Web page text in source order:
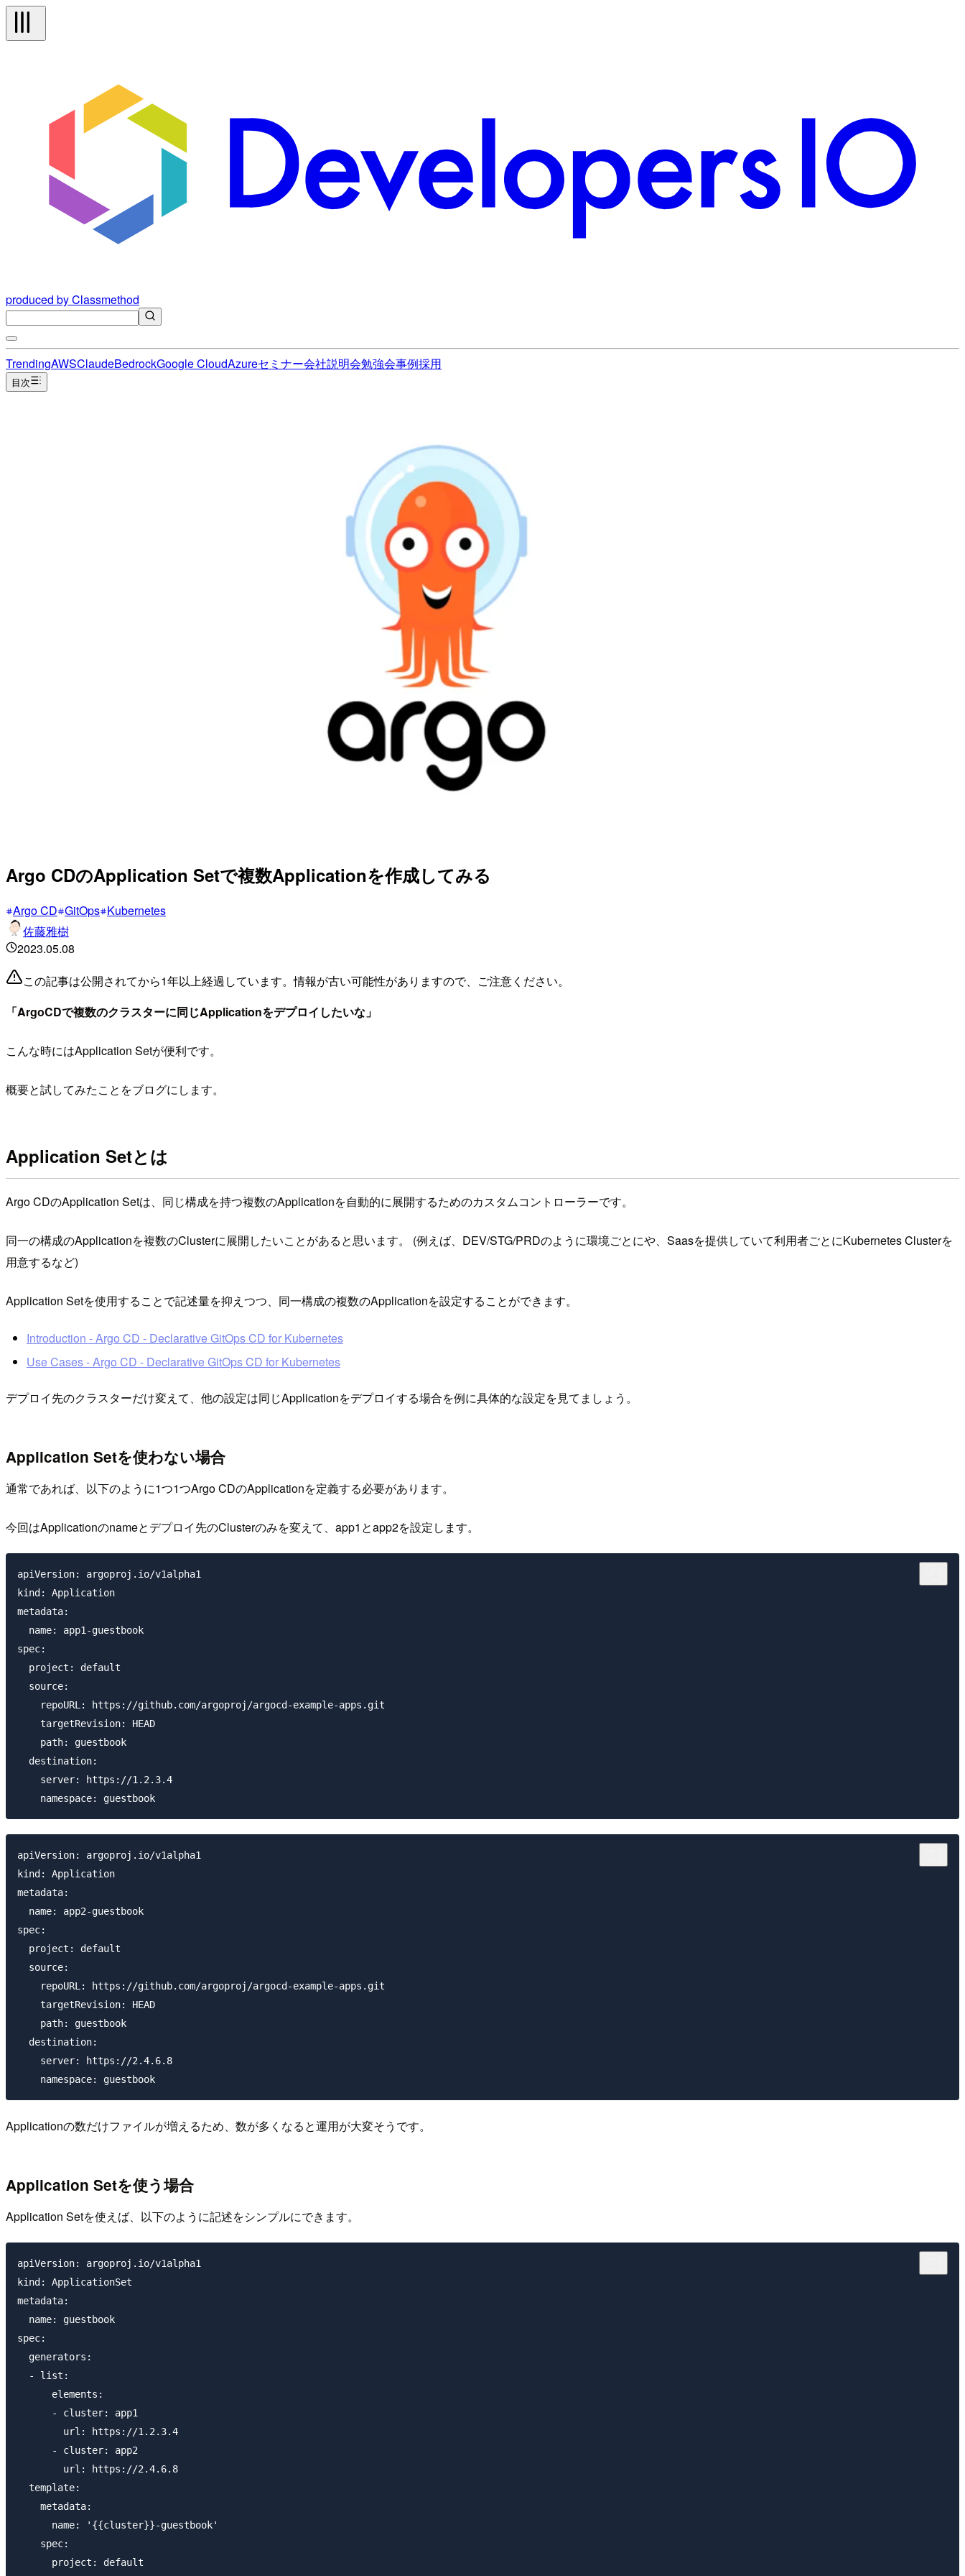
produced by Classmethod
TrendingAWSClaudeBedrockGoogle CloudAzureセミナー会社説明会勉強会事例採用
目次
Argo CDのApplication Setで複数Applicationを作成してみる
Argo CD GitOps Kubernetes
佐藤雅樹
2023.05.08
この記事は公開されてから1年以上経過しています。情報が古い可能性がありますので、ご注意ください。
「ArgoCDで複数のクラスターに同じApplicationをデプロイしたいな」
こんな時にはApplication Setが便利です。
概要と試してみたことをブログにします。
Application Setとは
Argo CDのApplication Setは、同じ構成を持つ複数のApplicationを自動的に展開するためのカスタムコントローラーです。
同一の構成のApplicationを複数のClusterに展開したいことがあると思います。 (例えば、DEV/STG/PRDのように環境ごとにや、Saasを提供していて利用者ごとにKubernetes Clusterを
用意するなど)
Application Setを使用することで記述量を抑えつつ、同一構成の複数のApplicationを設定することができます。
Introduction - Argo CD - Declarative GitOps CD for Kubernetes
Use Cases - Argo CD - Declarative GitOps CD for Kubernetes
デプロイ先のクラスターだけ変えて、他の設定は同じApplicationをデプロイする場合を例に具体的な設定を見てましょう。
Application Setを使わない場合
通常であれば、以下のように1つ1つArgo CDのApplicationを定義する必要があります。
今回はApplicationのnameとデプロイ先のClusterのみを変えて、app1とapp2を設定します。
apiVersion: argoproj.io/v1alpha1
kind: Application
metadata:
  name: app1-guestbook
spec:
  project: default
  source:
    repoURL: https://github.com/argoproj/argocd-example-apps.git
    targetRevision: HEAD
    path: guestbook
  destination:
    server: https://1.2.3.4
apiVersion: argoproj.io/v1alpha1
kind: Application
metadata:
  name: app2-guestbook
spec:
  project: default
  source:
    repoURL: https://github.com/argoproj/argocd-example-apps.git
    targetRevision: HEAD
    path: guestbook
  destination:
    server: https://2.4.6.8
Applicationの数だけファイルが増えるため、数が多くなると運用が大変そうです。
Application Setを使う場合
Application Setを使えば、以下のように記述をシンプルにできます。
apiVersion: argoproj.io/v1alpha1
kind: ApplicationSet
metadata:
  name: guestbook
spec:
  generators:
  - list:
      elements:
      - cluster: app1
        url: https://1.2.3.4
      - cluster: app2
        url: https://2.4.6.8
  template:
    metadata:
      name: '{{cluster}}-guestbook'
    spec:
      project: default